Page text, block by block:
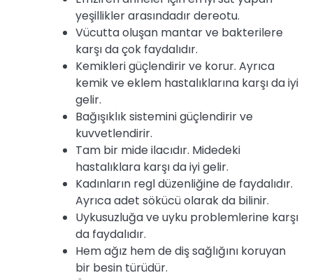
yeşillikler arasındadır dereotu.
Vücutta oluşan mantar ve bakterilere
karşı da çok faydalıdır.
Kemikleri güçlendirir ve korur. Ayrıca
kemik ve eklem hastalıklarına karşı da iyi
gelir.
Bağışıklık sistemini güçlendirir ve
kuvvetlendirir.
Tam bir mide ilacıdır. Midedeki
hastalıklara karşı da iyi gelir.
Kadınların regl düzenliğine de faydalıdır.
Ayrıca adet sökücü olarak da bilinir.
Uykusuzluğa ve uyku problemlerine karşı
da faydalıdır.
Hem ağız hem de diş sağlığını koruyan
bir besin türüdür.